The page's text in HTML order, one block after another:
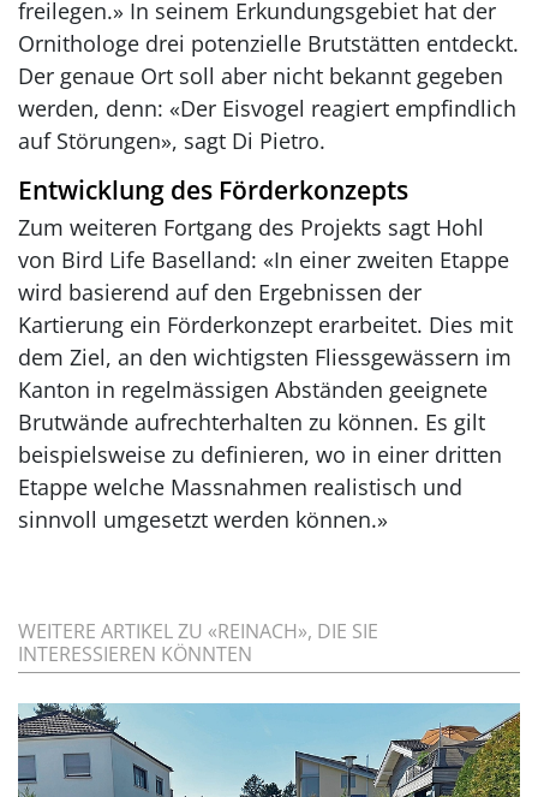
freilegen.» In seinem Erkundungsgebiet hat der
Ornithologe drei potenzielle Brutstätten entdeckt.
Der genaue Ort soll aber nicht bekannt gegeben
werden, denn: «Der Eisvogel reagiert empfindlich
auf Störungen», sagt Di Pietro.
Entwicklung des Förderkonzepts
Zum weiteren Fortgang des Projekts sagt Hohl
von Bird Life Baselland: «In einer zweiten Etappe
wird basierend auf den Ergebnissen der
Kartierung ein Förderkonzept erarbeitet. Dies mit
dem Ziel, an den wichtigsten Fliessgewässern im
Kanton in regelmässigen Abständen geeignete
Brutwände aufrechterhalten zu können. Es gilt
beispielsweise zu definieren, wo in einer dritten
Etappe welche Massnahmen realistisch und
sinnvoll umgesetzt werden können.»
WEITERE ARTIKEL ZU «REINACH», DIE SIE
INTERESSIEREN KÖNNTEN